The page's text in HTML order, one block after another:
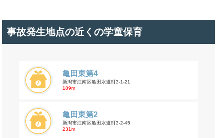
事故発生地点の近くの学童保育
亀田東第4
新潟市江南区亀田水道町3-1-21
189m
亀田東第2
新潟市江南区亀田水道町3-2-45
231m